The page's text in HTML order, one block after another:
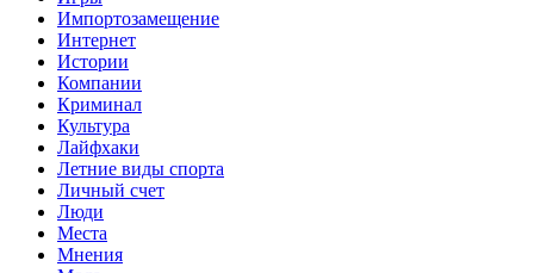
Импортозамещение
Интернет
Истории
Компании
Криминал
Культура
Лайфхаки
Летние виды спорта
Личный счет
Люди
Места
Мнения